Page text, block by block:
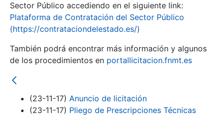
Sector Público accediendo en el siguiente link:
Plataforma de Contratación del Sector Público
(https://contrataciondelestado.es/)
También podrá encontrar más información y algunos
de los procedimientos en portallicitacion.fnmt.es
(23-11-17) Anuncio de licitación
(23-11-17) Pliego de Prescripciones Técnicas